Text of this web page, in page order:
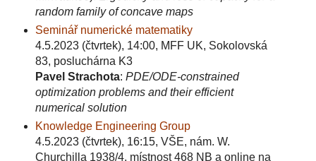
random family of concave maps
Seminář numerické matematiky
4.5.2023 (čtvrtek), 14:00, MFF UK, Sokolovská
83, posluchárna K3
Pavel Strachota: PDE/ODE-constrained
optimization problems and their efficient
numerical solution
Knowledge Engineering Group
4.5.2023 (čtvrtek), 16:15, VŠE, nám. W.
Churchilla 1938/4, místnost 468 NB a online na